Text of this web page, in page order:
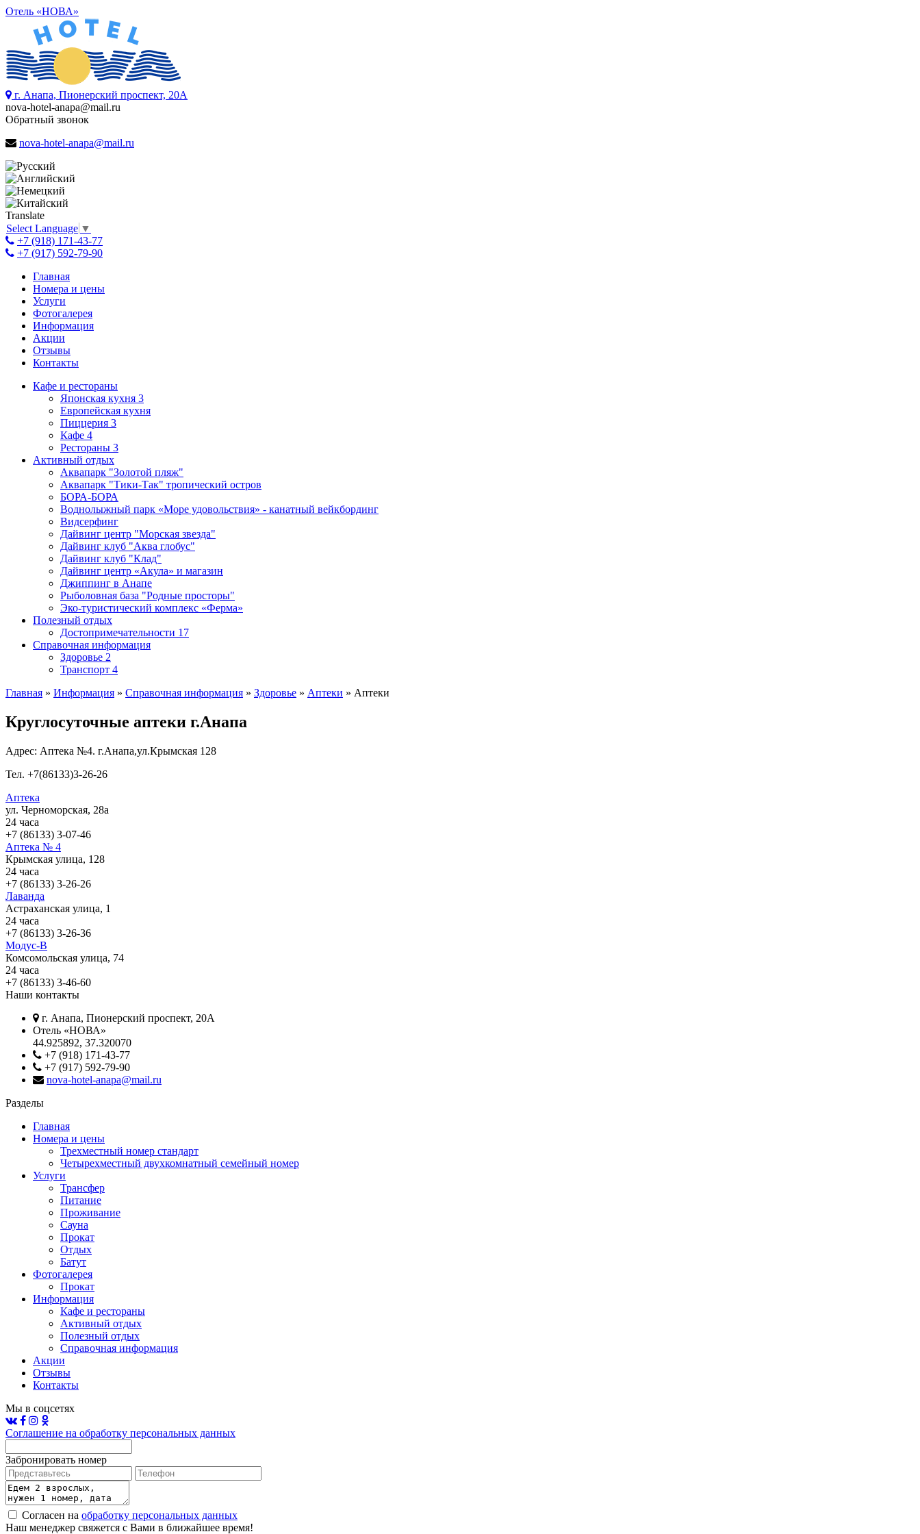
Отель «НОВА»
г. Анапа, Пионерский проспект, 20А
nova-hotel-anapa@mail.ru
Обратный звонок
nova-hotel-anapa@mail.ru
Translate
Select Language ▼
+7 (918) 171-43-77
+7 (917) 592-79-90
Главная
Номера и цены
Услуги
Фотогалерея
Информация
Акции
Отзывы
Контакты
Кафе и рестораны
Японская кухня 3
Европейская кухня
Пиццерия 3
Кафе 4
Рестораны 3
Активный отдых
Аквапарк "Золотой пляж"
Аквапарк "Тики-Так" тропический остров
БОРА-БОРА
Воднолыжный парк «Море удовольствия» - канатный вейкбординг
Видсерфинг
Дайвинг центр "Морская звезда"
Дайвинг клуб "Аква глобус"
Дайвинг клуб "Клад"
Дайвинг центр «Акула» и магазин
Джиппинг в Анапе
Рыболовная база "Родные просторы"
Эко-туристический комплекс «Ферма»
Полезный отдых
Достопримечательности 17
Справочная информация
Здоровье 2
Транспорт 4
Главная » Информация » Справочная информация » Здоровье » Аптеки » Аптеки
Круглосуточные аптеки г.Анапа
Адрес: Аптека №4. г.Анапа,ул.Крымская 128
Тел. +7(86133)3-26-26
Аптека
ул. Черноморская, 28а
24 часа
+7 (86133) 3-07-46
Аптека № 4
Крымская улица, 128
24 часа
+7 (86133) 3-26-26
Лаванда
Астраханская улица, 1
24 часа
+7 (86133) 3-26-36
Модус-В
Комсомольская улица, 74
24 часа
+7 (86133) 3-46-60
Наши контакты
г. Анапа, Пионерский проспект, 20А
Отель «НОВА»
44.925892, 37.320070
+7 (918) 171-43-77
+7 (917) 592-79-90
nova-hotel-anapa@mail.ru
Разделы
Главная
Номера и цены
Трехместный номер стандарт
Четырехместный двухкомнатный семейный номер
Услуги
Трансфер
Питание
Проживание
Сауна
Прокат
Отдых
Батут
Фотогалерея
Прокат
Информация
Кафе и рестораны
Активный отдых
Полезный отдых
Справочная информация
Акции
Отзывы
Контакты
Мы в соцсетях
Соглашение на обработку персональных данных
Забронировать номер
Согласен на обработку персональных данных
Наш менеджер свяжется с Вами в ближайшее время!